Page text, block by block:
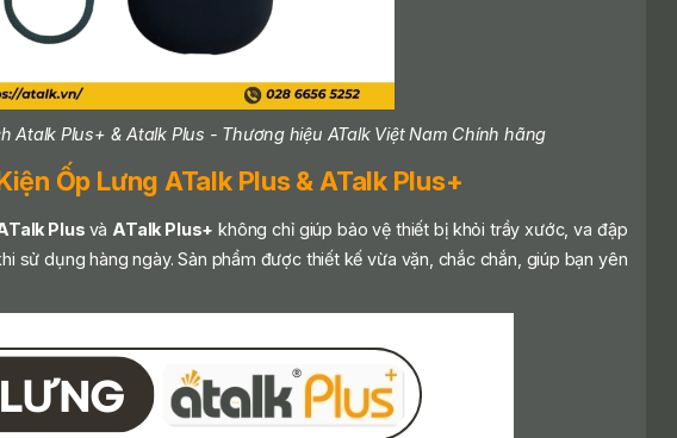
Atalk Plus+ & Atalk Plus - Thương hiệu ATalk Việt Nam Chính hãng
Ốp Lưng ATalk Plus & ATalk Plus+
Plus và ATalk Plus+ không chỉ giúp bảo vệ thiết bị khỏi trầy xước, va đập
sử dụng hàng ngày. Sản phẩm được thiết kế vừa vặn, chắc chắn, giúp bạn yên